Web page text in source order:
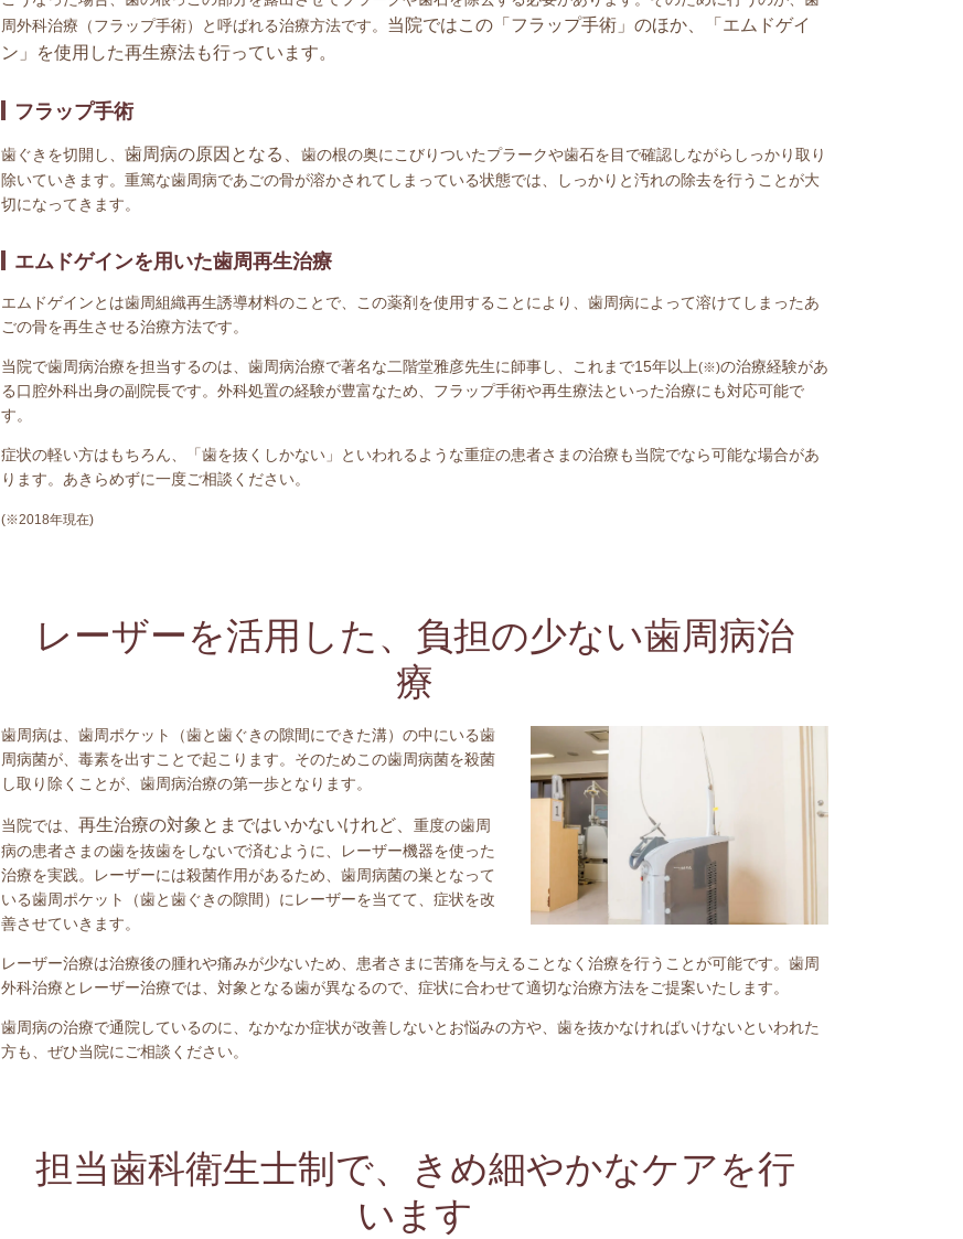
周外科治療（フラップ手術）と呼ばれる治療方法です。 当院ではこの「フラップ手術」のほか、「エムドゲイ
ン」を使用した再生療法も行っています。
フラップ手術
歯ぐきを切開し、 歯周病の原因となる、 歯の根の奥にこびりついたプラークや歯石を目で確認しながらしっかり取り
除いていきます。重篤な歯周病であごの骨が溶かされてしまっている状態では、しっかりと汚れの除去を行うことが大
切になってきます。
エムドゲインを用いた歯周再生治療
エムドゲインとは歯周組織再生誘導材料のことで、この薬剤を使用することにより、歯周病によって溶けてしまったあ
ごの骨を再生させる治療方法です。
当院で歯周病治療を担当するのは、歯周病治療で著名な二階堂雅彦先生に師事し、これまで15年以上(※)の治療経験があ
る口腔外科出身の副院長です。外科処置の経験が豊富なため、フラップ手術や再生療法といった治療にも対応可能で
す。
症状の軽い方はもちろん、「歯を抜くしかない」といわれるような重症の患者さまの治療も当院でなら可能な場合があ
ります。あきらめずに一度ご相談ください。
(※2018年現在)
レーザーを活用した、負担の少ない歯周病治
療
歯周病は、歯周ポケット（歯と歯ぐきの隙間にできた溝）の中にいる歯
周病菌が、毒素を出すことで起こります。そのためこの歯周病菌を殺菌
し取り除くことが、歯周病治療の第一歩となります。
当院では、 再生治療の対象とまではいかないけれど、 重度の歯周
病の患者さまの歯を抜歯をしないで済むように、レーザー機器を使った
治療を実践。レーザーには殺菌作用があるため、歯周病菌の巣となって
いる歯周ポケット（歯と歯ぐきの隙間）にレーザーを当てて、症状を改
善させていきます。
レーザー治療は治療後の腫れや痛みが少ないため、患者さまに苦痛を与えることなく治療を行うことが可能です。歯周
外科治療とレーザー治療では、対象となる歯が異なるので、症状に合わせて適切な治療方法をご提案いたします。
歯周病の治療で通院しているのに、なかなか症状が改善しないとお悩みの方や、歯を抜かなければいけないといわれた
方も、ぜひ当院にご相談ください。
担当歯科衛生士制で、きめ細やかなケアを行
います